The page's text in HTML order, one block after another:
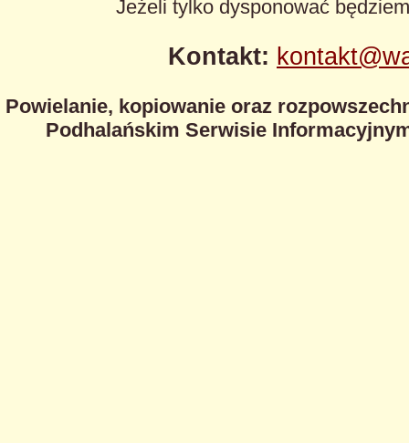
Jeżeli tylko dysponować
Kontakt:
Powielanie, kopiowanie oraz
Podhalańskim Serwisie